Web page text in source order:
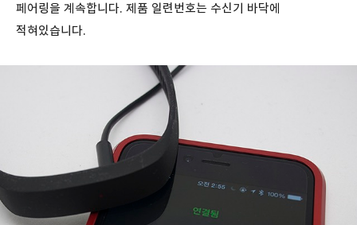
페어링을 계속합니다. 제품 일련번호는 수신기 바닥에
적혀있습니다.